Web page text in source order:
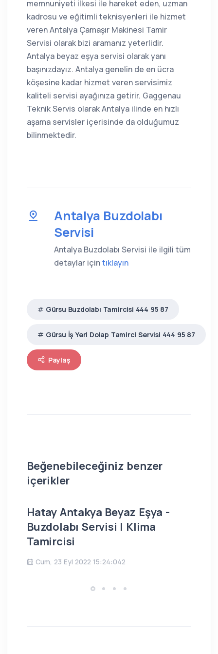
memnuniyeti ilkesi ile hareket eden, uzman
kadrosu ve eğitimli teknisyenleri ile hizmet
veren Antalya Çamaşır Makinesi Tamir
Servisi olarak bizi aramanız yeterlidir.
Antalya beyaz eşya servisi olarak yanı
başınızdayız. Antalya genelin de en ücra
köşesine kadar hizmet veren servisimiz
kaliteli servisi ayağınıza getirir. Gaggenau
Teknik Servis olarak Antalya ilinde en hızlı
aşama servisler içerisinde da olduğumuz
bilinmektedir.
Antalya Buzdolabı
Servisi
Antalya Buzdolabı Servisi ile ilgili tüm
detaylar içintıklayın
Gürsu Buzdolabı Tamircisi 444 95 87
Gürsu İş Yeri Dolap Tamirci Servisi 444 95 87
Paylaş
Beğenebileceğiniz benzer
içerikler
Hatay Antakya Beyaz Eşya -
Buzdolabı Servisi | Klima
Tamircisi
Cum, 23 Eyl 2022 15:24:042